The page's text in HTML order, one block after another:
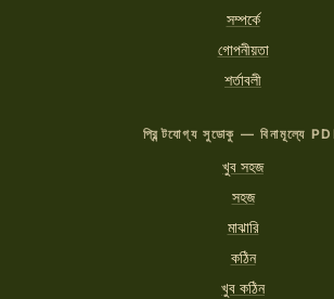
সম্পর্কে
গোপনীয়তা
শর্তাবলী
প্রিন্টযোগ্য সুডোকু — বিনামূল্যে
খুব সহজ
সহজ
মাঝারি
কঠিন
খুব কঠিন